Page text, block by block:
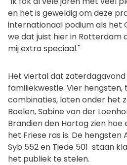
en het is geweldig om deze
internationaal podium als het
we dat juist hier in Rotterdam
mij extra speciaal."
Het viertal dat zaterdagavond
familiekwestie. Vier
combinaties, laten onder het
Boelen, Sabine van der
Brandien den Hartog zien
het Friese ras is. De hengsten
Syb 552 en Tiede 501 staan
het publiek te stelen.